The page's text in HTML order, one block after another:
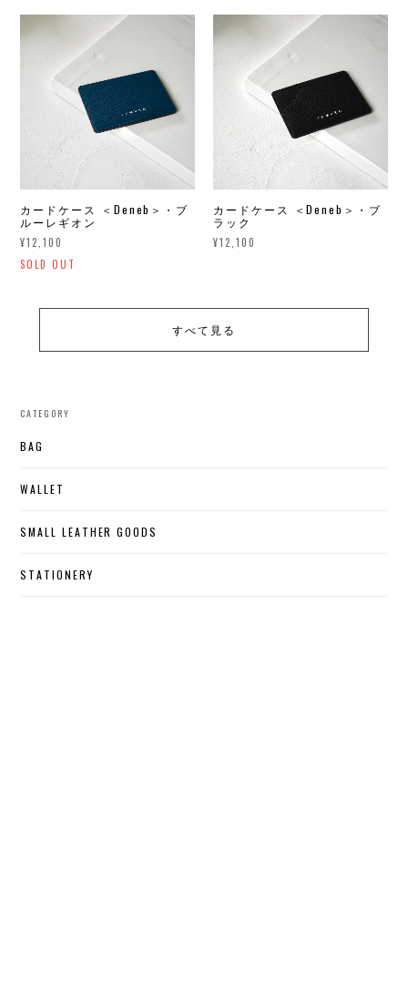
カードケース ＜Deneb＞・ブ
ルーレギオン
¥12,100
SOLD OUT
カードケース ＜Deneb＞・ブ
ラック
¥12,100
すべて見る
CATEGORY
BAG
WALLET
SMALL LEATHER GOODS
STATIONERY